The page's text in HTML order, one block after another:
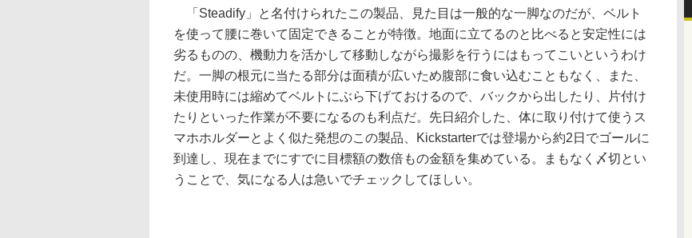
「Steadify」と名付けられたこの製品、見た目は一般的な一脚なのだが、ベルト
を使って腰に巻いて固定できることが特徴。地面に立てるのと比べると安定性には
劣るものの、機動力を活かして移動しながら撮影を行うにはもってこいというわけ
だ。一脚の根元に当たる部分は面積が広いため腹部に食い込むこともなく、また、
未使用時には縮めてベルトにぶら下げておけるので、バックから出したり、片付け
たりといった作業が不要になるのも利点だ。先日紹介した、体に取り付けて使うス
マホホルダーとよく似た発想のこの製品、Kickstarterでは登場から約2日でゴールに
到達し、現在までにすでに目標額の数倍もの金額を集めている。まもなく〆切とい
うことで、気になる人は急いでチェックしてほしい。